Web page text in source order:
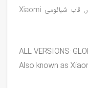
لیست قیمت انواع کیس, گارد, کیف, کاور, قاب شیائومی Xiaomi
ALL VERSIONS:
Also known as